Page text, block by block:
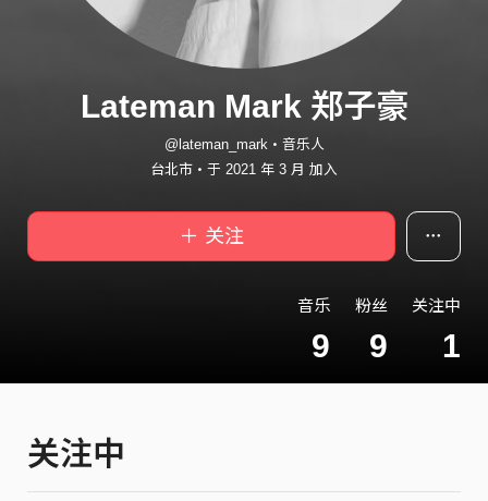
Lateman Mark 郑子豪
@lateman_mark・音乐人
台北市・于 2021 年 3 月 加入
＋ 关注
音乐
9
粉丝
9
关注中
1
关注中